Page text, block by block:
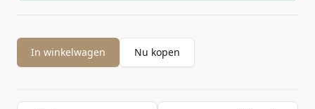
In winkelwagen Nu kopen